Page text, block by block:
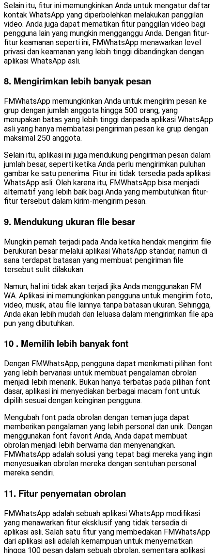
Selain itu, fitur ini memungkinkan Anda untuk mengatur daftar
kontak WhatsApp yang diperbolehkan melakukan panggilan
video. Anda juga dapat mematikan fitur panggilan video bagi
pengguna lain yang mungkin mengganggu Anda. Dengan fitur-
fitur keamanan seperti ini, FMWhatsApp menawarkan level
privasi dan keamanan yang lebih tinggi dibandingkan dengan
aplikasi WhatsApp asli.
8. Mengirimkan lebih banyak pesan
FMWhatsApp memungkinkan Anda untuk mengirim pesan ke
grup dengan jumlah anggota hingga 500 orang, yang
merupakan batas yang lebih tinggi daripada aplikasi WhatsApp
asli yang hanya membatasi pengiriman pesan ke grup dengan
maksimal 250 anggota.
Selain itu, aplikasi ini juga mendukung pengiriman pesan dalam
jumlah besar, seperti ketika Anda perlu mengirimkan puluhan
gambar ke satu penerima. Fitur ini tidak tersedia pada aplikasi
WhatsApp asli. Oleh karena itu, FMWhatsApp bisa menjadi
alternatif yang lebih baik bagi Anda yang membutuhkan fitur-
fitur tersebut dalam kirim-mengirim pesan.
9. Mendukung ukuran file besar
Mungkin pernah terjadi pada Anda ketika hendak mengirim file
berukuran besar melalui aplikasi WhatsApp standar, namun di
sana terdapat batasan yang membuat pengiriman file
tersebut sulit dilakukan.
Namun, hal ini tidak akan terjadi jika Anda menggunakan FM
WA. Aplikasi ini memungkinkan pengguna untuk mengirim foto,
video, musik, atau file lainnya tanpa batasan ukuran. Sehingga,
Anda akan lebih mudah dan leluasa dalam mengirimkan file apa
pun yang dibutuhkan.
10 . Memilih lebih banyak font
Dengan FMWhatsApp, pengguna dapat menikmati pilihan font
yang lebih bervariasi untuk membuat pengalaman obrolan
menjadi lebih menarik. Bukan hanya terbatas pada pilihan font
dasar, aplikasi ini menyediakan berbagai macam font untuk
dipilih sesuai dengan keinginan pengguna.
Mengubah font pada obrolan dengan teman juga dapat
memberikan pengalaman yang lebih personal dan unik. Dengan
menggunakan font favorit Anda, Anda dapat membuat
obrolan menjadi lebih berwarna dan menyenangkan.
FMWhatsApp adalah solusi yang tepat bagi mereka yang ingin
menyesuaikan obrolan mereka dengan sentuhan personal
mereka sendiri.
11. Fitur penyematan obrolan
FMWhatsApp adalah sebuah aplikasi WhatsApp modifikasi
yang menawarkan fitur eksklusif yang tidak tersedia di
aplikasi asli. Salah satu fitur yang membedakan FMWhatsApp
dari aplikasi asli adalah kemampuan untuk menyematkan
hingga 100 pesan dalam sebuah obrolan, sementara aplikasi